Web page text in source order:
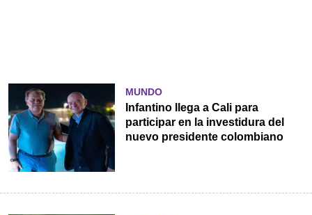
MUNDO
Infantino llega a Cali para
participar en la investidura del
nuevo presidente colombiano